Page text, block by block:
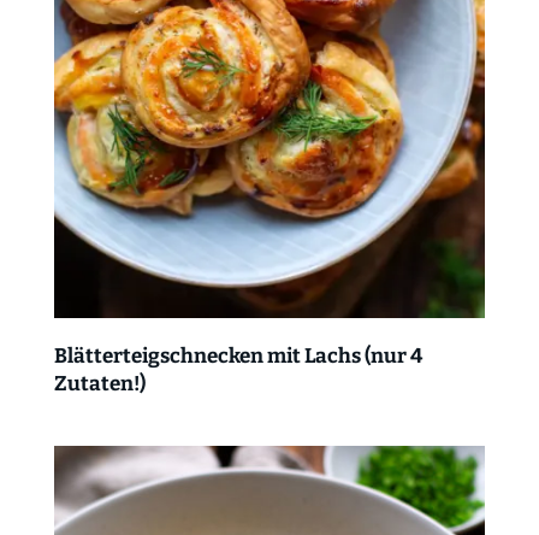
Blätterteigschnecken mit Lachs (nur 4
Zutaten!)